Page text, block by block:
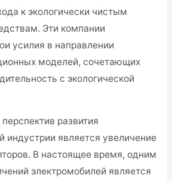
к экологически чистым
Эти компании
усилия в направлении
моделей, сочетающих
с экологической
развития
индустрии является увеличение
В настоящее время, одним
электромобилей является